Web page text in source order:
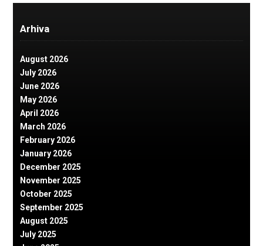
Arhiva
August 2026
July 2026
June 2026
May 2026
April 2026
March 2026
February 2026
January 2026
December 2025
November 2025
October 2025
September 2025
August 2025
July 2025